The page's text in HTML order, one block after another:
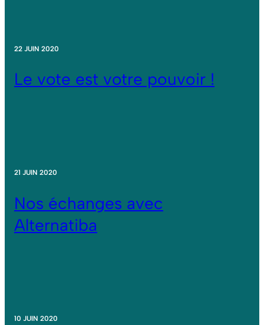
22 JUIN 2020
Le vote est votre pouvoir !
21 JUIN 2020
Nos échanges avec
Alternatiba
10 JUIN 2020